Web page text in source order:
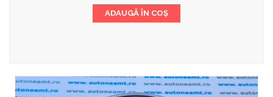
ADAUGĂ ÎN COȘ